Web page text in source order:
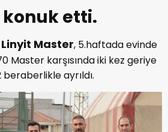
konuk etti.
Linyit Master, 5.haftada evinde
Master karşısında iki kez geriye
ayrıldı.